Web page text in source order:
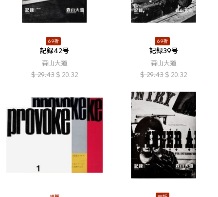
69折
記録42号
森山大道
$ 29.43 $ 20.32
69折
記録39号
森山大道
$ 29.43 $ 20.32